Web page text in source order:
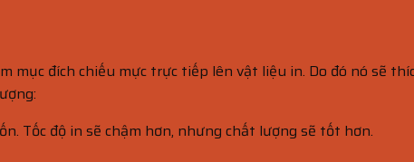
đích chiếu mực trực tiếp lên vật liệu in. Do đó nó sẽ
Tốc độ in sẽ chậm hơn, nhưng chất lượng sẽ tốt hơn.